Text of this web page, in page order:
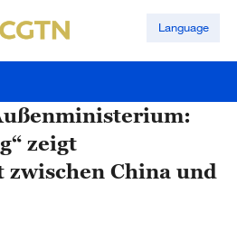
Language
zeigt
China und